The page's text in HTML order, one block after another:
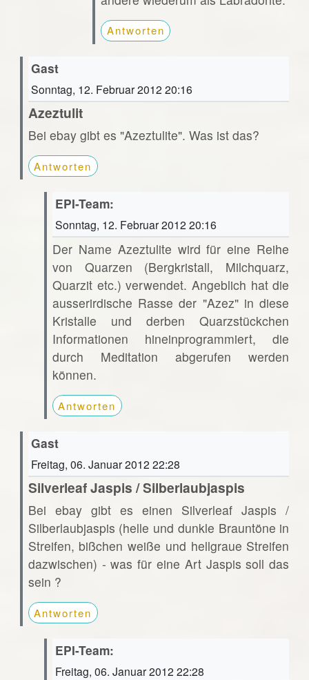
Antworten
Gast
Sonntag, 12. Februar 2012 20:16
Azeztulit
Bei ebay gibt es "Azeztulite". Was ist das?
Antworten
EPI-Team:
Sonntag, 12. Februar 2012 20:16
Der Name Azeztulite wird für eine Reihe
von Quarzen (Bergkristall, Milchquarz,
Quarzit etc.) verwendet. Angeblich hat die
ausserirdische Rasse der "Azez" in diese
Kristalle und derben Quarzstückchen
Informationen hineinprogrammiert, die
durch Meditation abgerufen werden
können.
Antworten
Gast
Freitag, 06. Januar 2012 22:28
Silverleaf Jaspis / Silberlaubjaspis
Bei ebay gibt es einen Silverleaf Jaspis /
Silberlaubjaspis (helle und dunkle Brauntöne in
Streifen, bißchen weiße und hellgraue Streifen
dazwischen) - was für eine Art Jaspis soll das
sein ?
Antworten
EPI-Team:
Freitag, 06. Januar 2012 22:28